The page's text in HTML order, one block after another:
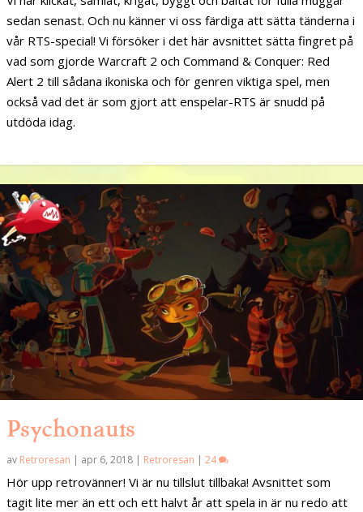
sedan senast. Och nu känner vi oss färdiga att sätta tänderna i
vår RTS-special! Vi försöker i det här avsnittet sätta fingret på
vad som gjorde Warcraft 2 och Command & Conquer: Red
Alert 2 till sådana ikoniska och för genren viktiga spel, men
också vad det är som gjort att enspelar-RTS är snudd på
utdöda idag.
Psychonauts
av Retroresan | apr 6, 2018 | Retroresan | 24
Hör upp retrovänner! Vi är nu tillslut tillbaka! Avsnittet som
tagit lite mer än ett och ett halvt år att spela in är nu redo att